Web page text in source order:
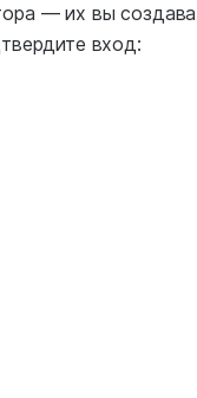
— их вы
вход: